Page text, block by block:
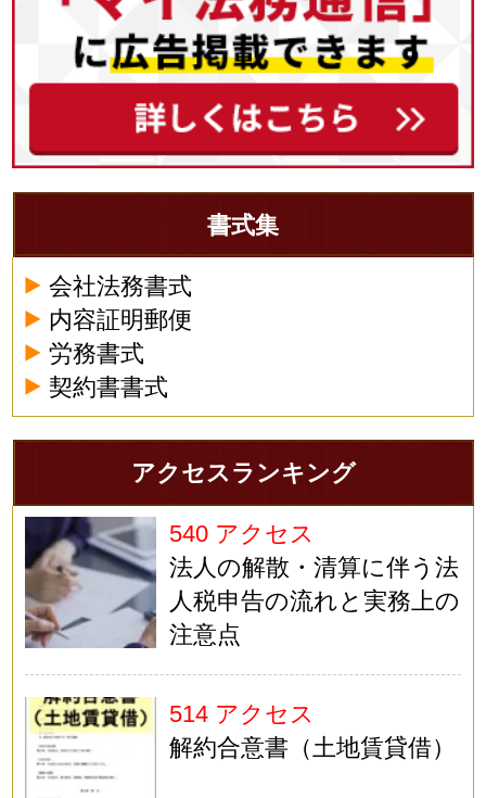
書式集
会社法務書式
内容証明郵便
労務書式
契約書書式
アクセスランキング
540 アクセス
法人の解散・清算に伴う法
人税申告の流れと実務上の
注意点
514 アクセス
解約合意書（土地賃貸借）